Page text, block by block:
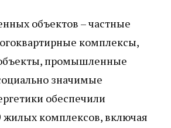
объектов – частные
комплексы,
промышленные
значимые
обеспечили
комплексов, включая